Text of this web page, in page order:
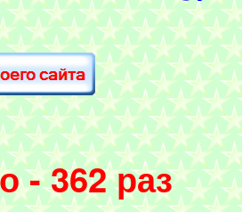
362 раз